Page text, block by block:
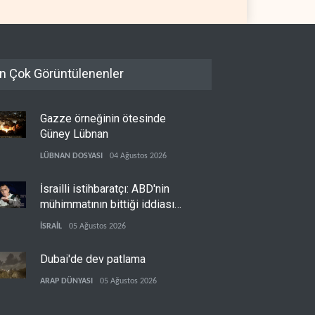
Çok Görüntülenenler
Gazze örneğinin ötesinde
Güney Lübnan
LÜBNAN DOSYASI 04 Ağustos 2026
İsrailli istihbaratçı: ABD'nin
mühimmatının bittiği iddiası
bir iç kavga
İSRAİL 05 Ağustos 2026
Dubai'de dev patlama
ARAP DÜNYASI 05 Ağustos 2026